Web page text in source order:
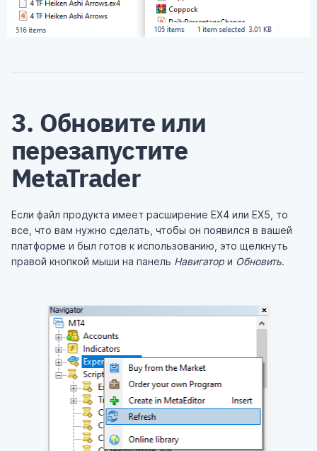
3. Обновите или
перезапустите
MetaTrader
Если файл продукта имеет расширение EX4 или EX5, то
все, что вам нужно сделать, чтобы он появился в вашей
платформе и был готов к использованию, это щелкнуть
правой кнопкой мыши на панель Навигатор и Обновить.